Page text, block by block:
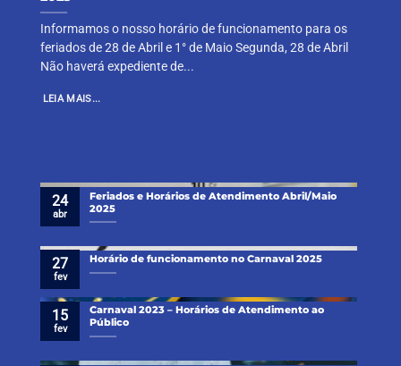
Informamos o nosso horário de funcionamento para os
feriados de 28 de Abril e 1° de Maio Segunda, 28 de Abril
Não haverá expediente de...
LEIA MAIS...
Feriados e Horários de Atendimento Abril/Maio
2025
24
abr
Horário de funcionamento no Carnaval 2025
27
fev
Carnaval 2023 – Horários de Atendimento ao
Público
15
fev